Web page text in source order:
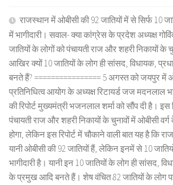
राजस्थान में ओबीसी की 92 जातियों में से सिर्फ 10
में भागीदारी। सवाल- क्या कांग्रेस के प्रदेश अध्यक्ष
जातियों के लोगों को पंचायती राज और शहरी निकायों के
आखिर क्यों 10 जातियों के लोग ही सांसद, विधायक,
बनते हैं? ================ 5 अगस्त को जयपुर में
प्रतिनिधित्व आयोग के अध्यक्ष रिटायर्ड जज मदनलाल
की रिपोर्ट मुख्यमंत्री भजनलाल शर्मा को सौंप दी है। इस
पंचायती राज और शहरी निकायों के चुनावों में ओबीसी
होगा, लेकिन इस रिपोर्ट में चौकाने वाली बात यह है कि
यानी ओबीसी की 92 जातियों हैं, लेकिन इनमें से 10
भागीदारी है। यानी इन 10 जातियों के लोग ही सांसद,
के प्रमुख आदि बनते हैं। शेष वंचित 82 जातियों के लोग